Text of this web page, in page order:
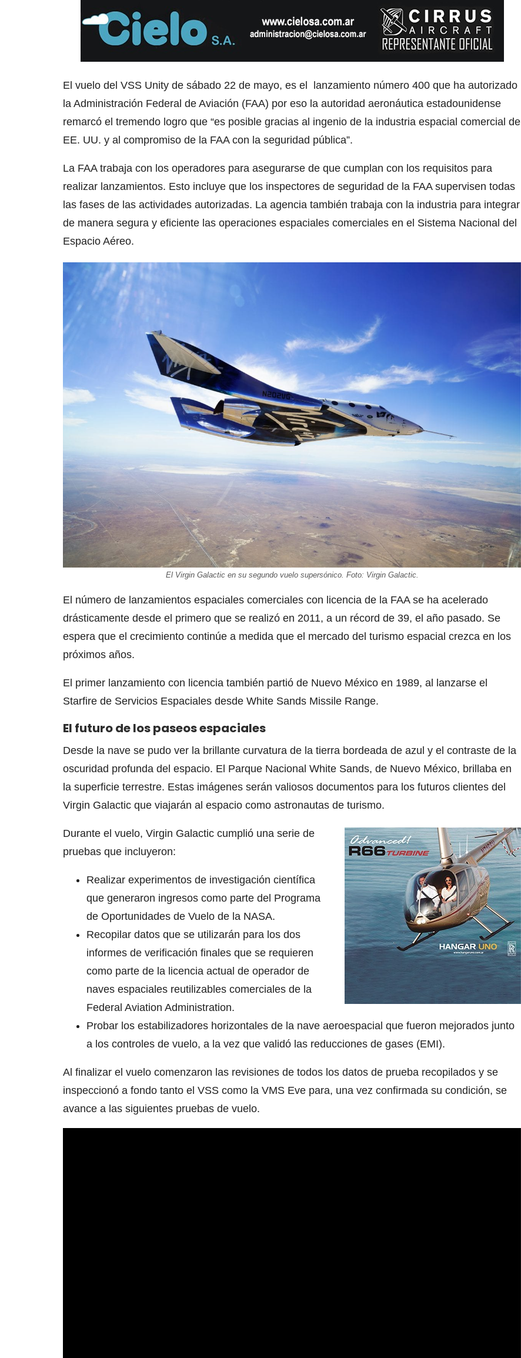
El vuelo del VSS Unity de sábado 22 de mayo, es el lanzamiento número 400 que ha autorizado
la Administración Federal de Aviación (FAA) por eso la autoridad aeronáutica estadounidense
remarcó el tremendo logro que “es posible gracias al ingenio de la industria espacial comercial de
EE. UU. y al compromiso de la FAA con la seguridad pública”.
La FAA trabaja con los operadores para asegurarse de que cumplan con los requisitos para
realizar lanzamientos. Esto incluye que los inspectores de seguridad de la FAA supervisen todas
las fases de las actividades autorizadas. La agencia también trabaja con la industria para integrar
de manera segura y eficiente las operaciones espaciales comerciales en el Sistema Nacional del
Espacio Aéreo.
El Virgin Galactic en su segundo vuelo supersónico. Foto: Virgin Galactic.
El número de lanzamientos espaciales comerciales con licencia de la FAA se ha acelerado
drásticamente desde el primero que se realizó en 2011, a un récord de 39, el año pasado. Se
espera que el crecimiento continúe a medida que el mercado del turismo espacial crezca en los
próximos años.
El primer lanzamiento con licencia también partió de Nuevo México en 1989, al lanzarse el
Starfire de Servicios Espaciales desde White Sands Missile Range.
El futuro de los paseos espaciales
Desde la nave se pudo ver la brillante curvatura de la tierra bordeada de azul y el contraste de la
oscuridad profunda del espacio. El Parque Nacional White Sands, de Nuevo México, brillaba en
la superficie terrestre. Estas imágenes serán valiosos documentos para los futuros clientes del
Virgin Galactic que viajarán al espacio como astronautas de turismo.
Durante el vuelo, Virgin Galactic cumplió una serie de
pruebas que incluyeron:
Realizar experimentos de investigación científica
que generaron ingresos como parte del Programa
de Oportunidades de Vuelo de la NASA.
Recopilar datos que se utilizarán para los dos
informes de verificación finales que se requieren
como parte de la licencia actual de operador de
naves espaciales reutilizables comerciales de la
Federal Aviation Administration.
Probar los estabilizadores horizontales de la nave aeroespacial que fueron mejorados junto
a los controles de vuelo, a la vez que validó las reducciones de gases (EMI).
Al finalizar el vuelo comenzaron las revisiones de todos los datos de prueba recopilados y se
inspeccionó a fondo tanto el VSS como la VMS Eve para, una vez confirmada su condición, se
avance a las siguientes pruebas de vuelo.